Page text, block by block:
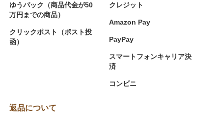
ゆうパック（商品代金が50
万円までの商品）
クリックポスト（ポスト投
函）
クレジット
Amazon Pay
PayPay
スマートフォンキャリア決
済
コンビニ
返品について